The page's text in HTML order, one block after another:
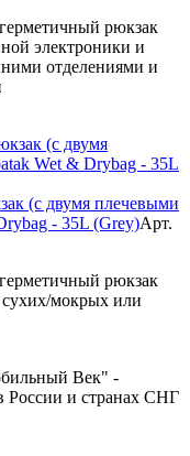
рюкзак
электроники и
отделениями и
(с двумя плечевыми
- 35L (Grey)Арт.
рюкзак
сухих/мокрых или
Век" -
России и странах СНГ